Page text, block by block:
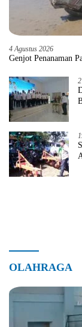
4 Agustus 2026
Genjot Penanaman
OLAHRAGA